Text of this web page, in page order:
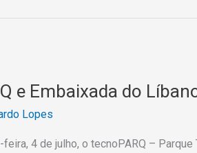
e Embaixada do
Lopes
feira, 4 de julho, o tecnoPARQ –